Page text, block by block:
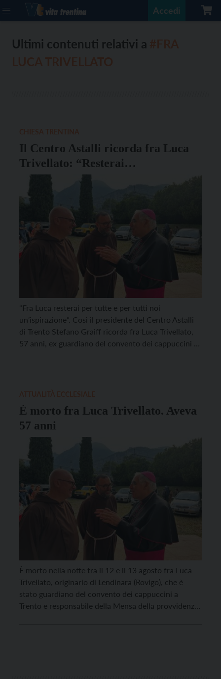
Accedi
Ultimi contenuti relativi a
Il Centro Astalli ricorda fra Luca
Trivellato: “Resterai
un’ispirazione”
“Fra Luca resterai per tutte e per tutti noi
un’ispirazione”. Così il presidente del Centro Astalli
di Trento Stefano Graiff ricorda fra Luca Trivellato,
57 anni, ex guardiano del convento dei cappuccini di
È morto fra Luca Trivellato. Aveva
57 anni
È morto nella notte tra il 12 e il 13 agosto fra Luca
Trivellato, originario di Lendinara (Rovigo), che è
stato guardiano del convento dei cappuccini a
Trento e responsabile della Mensa della provvidenza.